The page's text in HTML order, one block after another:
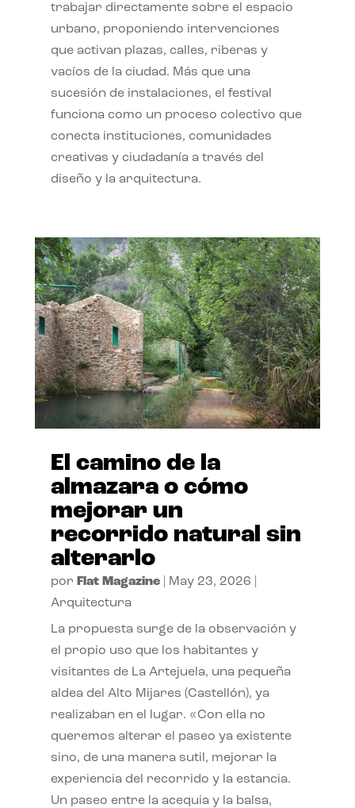
trabajar directamente sobre el espacio
urbano, proponiendo intervenciones
que activan plazas, calles, riberas y
vacíos de la ciudad. Más que una
sucesión de instalaciones, el festival
funciona como un proceso colectivo que
conecta instituciones, comunidades
creativas y ciudadanía a través del
diseño y la arquitectura.
El camino de la
almazara o cómo
mejorar un
recorrido natural sin
alterarlo
por Flat Magazine| May 23, 2026
Arquitectura
La propuesta surge de la observación y
el propio uso que los habitantes y
visitantes de La Artejuela, una pequeña
aldea del Alto Mijares (Castellón), ya
realizaban en el lugar. «Con ella no
queremos alterar el paseo ya existente
sino, de una manera sutil, mejorar la
experiencia del recorrido y la estancia.
Un paseo entre la acequia y la balsa,